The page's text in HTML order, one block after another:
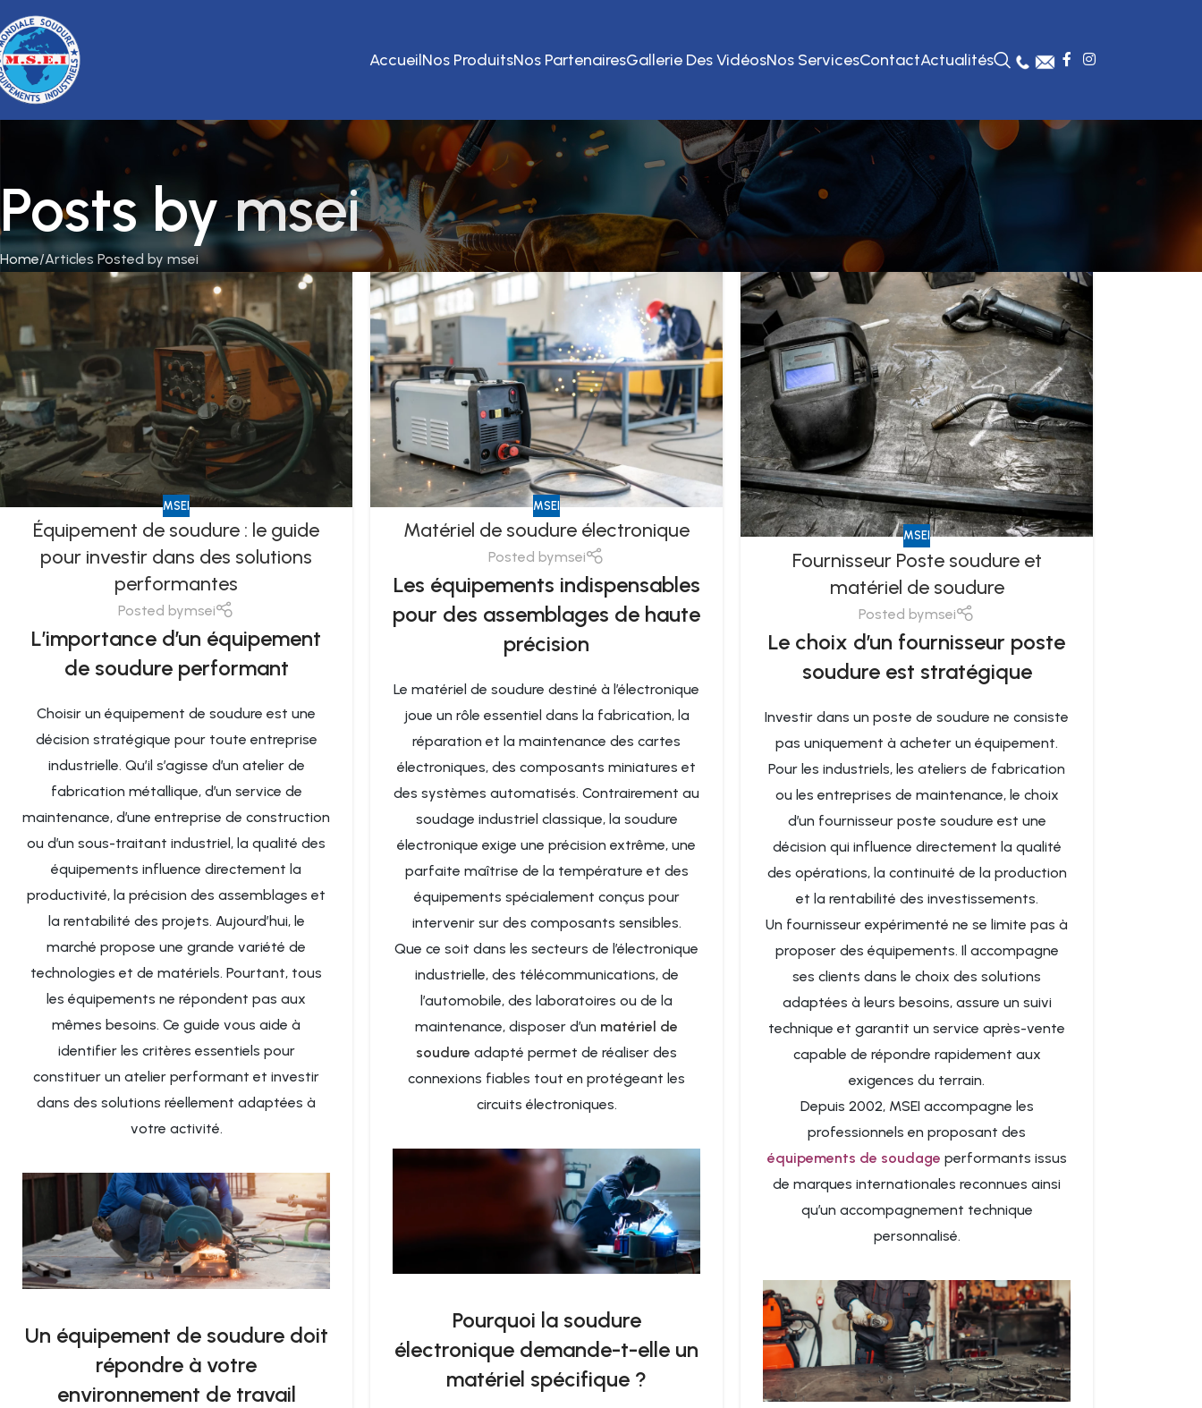
AccueilNos ProduitsNos PartenairesGallerie Des VidéosNos ServicesContactActualités
Posts bymsei
Home Articles Posted by msei
MSEI
Équipement de soudure : le guide
pour investir dans des solutions
performantes
Posted bymsei
L’importance d’un équipement
de soudure performant
Choisir un équipement de soudure est une
décision stratégique pour toute entreprise
industrielle. Qu’il s’agisse d’un atelier de
fabrication métallique, d’un service de
maintenance, d’une entreprise de construction
ou d’un sous-traitant industriel, la qualité des
équipements influence directement la
productivité, la précision des assemblages et
la rentabilité des projets. Aujourd’hui, le
marché propose une grande variété de
technologies et de matériels. Pourtant, tous
les équipements ne répondent pas aux
mêmes besoins. Ce guide vous aide à
identifier les critères essentiels pour
constituer un atelier performant et investir
dans des solutions réellement adaptées à
votre activité.
Un équipement de soudure doit
répondre à votre
environnement de travail
MSEI
Matériel de soudure électronique
Posted bymsei
Les équipements indispensables
pour des assemblages de haute
précision
Le matériel de soudure destiné à l’électronique
joue un rôle essentiel dans la fabrication, la
réparation et la maintenance des cartes
électroniques, des composants miniatures et
des systèmes automatisés. Contrairement au
soudage industriel classique, la soudure
électronique exige une précision extrême, une
parfaite maîtrise de la température et des
équipements spécialement conçus pour
intervenir sur des composants sensibles.
Que ce soit dans les secteurs de l’électronique
industrielle, des télécommunications, de
l’automobile, des laboratoires ou de la
maintenance, disposer d’un matériel de
soudure adapté permet de réaliser des
connexions fiables tout en protégeant les
circuits électroniques.
Pourquoi la soudure
électronique demande-t-elle un
matériel spécifique ?
MSEI
Fournisseur Poste soudure et
matériel de soudure
Posted bymsei
Le choix d’un fournisseur poste
soudure est stratégique
Investir dans un poste de soudure ne consiste
pas uniquement à acheter un équipement.
Pour les industriels, les ateliers de fabrication
ou les entreprises de maintenance, le choix
d’un fournisseur poste soudure est une
décision qui influence directement la qualité
des opérations, la continuité de la production
et la rentabilité des investissements.
Un fournisseur expérimenté ne se limite pas à
proposer des équipements. Il accompagne
ses clients dans le choix des solutions
adaptées à leurs besoins, assure un suivi
technique et garantit un service après-vente
capable de répondre rapidement aux
exigences du terrain.
Depuis 2002, MSEI accompagne les
professionnels en proposant des
équipements de soudage performants issus
de marques internationales reconnues ainsi
qu’un accompagnement technique
personnalisé.